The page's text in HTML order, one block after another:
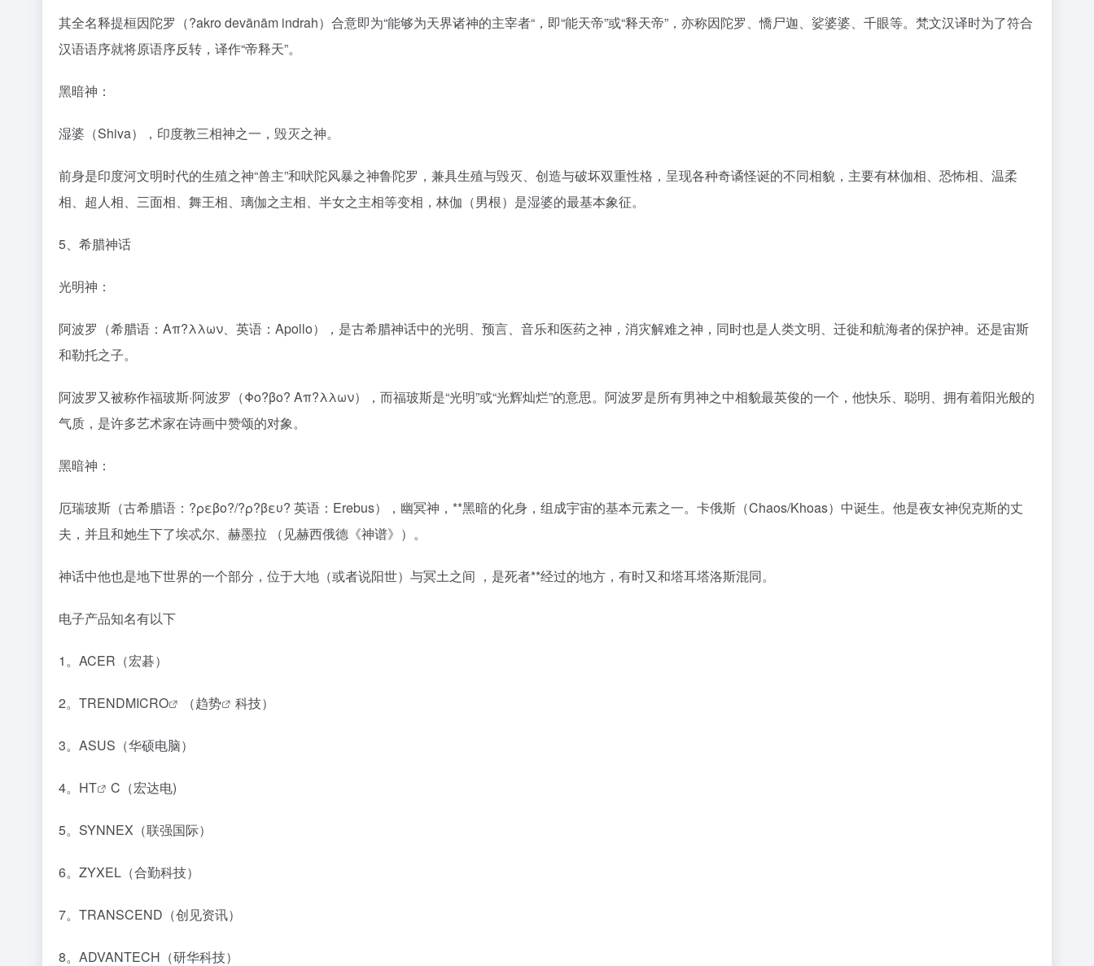
其全名释提桓因陀罗（?akro devānām indrah）合意即为“能够为天界诸神的主宰者“，即“能天帝”或“释天帝”，亦称因陀罗、憍尸迦、娑婆婆、千眼等。梵文汉译时为了符合
汉语语序就将原语序反转，译作“帝释天”。
黑暗神：
湿婆（Shiva），印度教三相神之一，毁灭之神。
前身是印度河文明时代的生殖之神“兽主”和吠陀风暴之神鲁陀罗，兼具生殖与毁灭、创造与破坏双重性格，呈现各种奇谲怪诞的不同相貌，主要有林伽相、恐怖相、温柔
相、超人相、三面相、舞王相、璃伽之主相、半女之主相等变相，林伽（男根）是湿婆的最基本象征。
5、希腊神话
光明神：
阿波罗（希腊语：Απ?λλων、英语：Apollo），是古希腊神话中的光明、预言、音乐和医药之神，消灾解难之神，同时也是人类文明、迁徙和航海者的保护神。还是宙斯
和勒托之子。
阿波罗又被称作福玻斯·阿波罗（Φο?βο? Απ?λλων），而福玻斯是“光明”或“光辉灿烂”的意思。阿波罗是所有男神之中相貌最英俊的一个，他快乐、聪明、拥有着阳光般的
气质，是许多艺术家在诗画中赞颂的对象。
黑暗神：
厄瑞玻斯（古希腊语：?ρεβο?/?ρ?βευ? 英语：Erebus），幽冥神，**黑暗的化身，组成宇宙的基本元素之一。卡俄斯（Chaos/Khoas）中诞生。他是夜女神倪克斯的丈
夫，并且和她生下了埃忒尔、赫墨拉 （见赫西俄德《神谱》）。
神话中他也是地下世界的一个部分，位于大地（或者说阳世）与冥土之间 ，是死者**经过的地方，有时又和塔耳塔洛斯混同。
电子产品知名有以下
1。ACER（宏碁）
2。TRENDMICRO （趋势 科技）
3。ASUS（华硕电脑）
4。 HT C（宏达电)
5。SYNNEX（联强国际）
6。ZYXEL（合勤科技）
7。TRANSCEND（创见资讯）
8。ADVANTECH（研华科技）